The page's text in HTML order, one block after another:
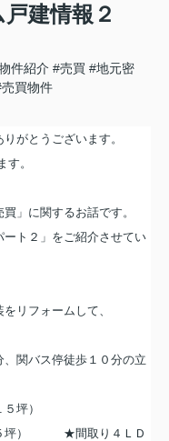
建情報２
件紹介 #売買 #地元密
買物件
がとうございます。
。
」に関するお話です。
ト２」をご紹介させてい
リフォームして、
関バス停徒歩１０分の立
坪）
５坪） ★間取り４ＬＤ